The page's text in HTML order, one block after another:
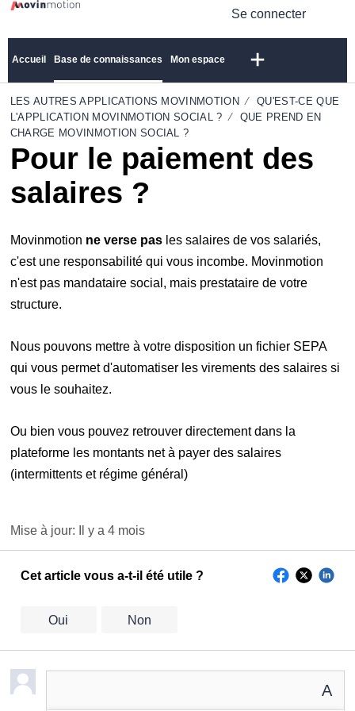
Se connecter
Accueil Base de connaissances Mon espace
LES AUTRES APPLICATIONS MOVINMOTION
QU'EST-CE QUE
L'APPLICATION MOVINMOTION SOCIAL ?
QUE PREND EN
CHARGE MOVINMOTION SOCIAL ?
Pour le paiement des
salaires ?
Movinmotion ne verse pasles salaires de vos salariés,
c'est une responsabilité qui vous incombe. Movinmotion
n'est pas mandataire social, mais prestataire de votre
structure.
Nous pouvons mettre à votre disposition un fichier SEPA
qui vous permet d'automatiser les virements des salaires si
vous le souhaitez.
Ou bien vous pouvez retrouver directement dans la
plateforme les montants net à payer des salaires
(intermittents et régime général)
Mise à jour: Il y a 4 mois
Cet article vous a-t-il été utile ?
Oui Non
A